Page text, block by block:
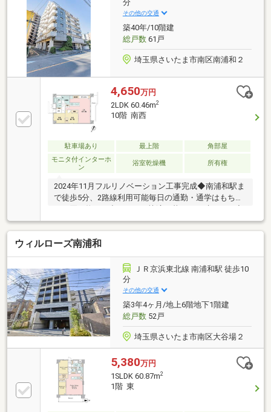
分
その他の交通
築40年/10階建
総戸数61戸
埼玉県さいたま市南区南浦和２
4,650万円
2LDK 60.46m2
10階 南西
駐車場あり 最上階
角部屋
モニタ付インターホ
ン
浴室乾燥機 所有権
2024年11月フルリノベーション工事完成◆南浦和駅ま
で徒歩5分、2路線利用可能毎日の通勤・通学はもちろ
最上階・三方角部屋・南西向きのお部屋明るい光と心
地よい風がたっぷりと入り、ゆったりとした時間が流
れます◆新耐震基準 適合段差を抑えたバリアフリー
仕様で小さなお子様からシニア世代まで、永く快適に
暮らせる住まい◆ZEHオリエンテッドを取得した高気
密高断熱マンション住宅ローン控除の対象限度額が
2000万から3500万に、期間が10年から13年にが拡大さ
れます◆R１住宅（一社）リノベーション協議会の定
める適合リノベーション住宅
ウィルローズ南浦和
ＪＲ京浜東北線 南浦和駅 徒歩10
分
その他の交通
築3年4ヶ月/地上6階地下1階建
総戸数52戸
埼玉県さいたま市南区大谷場２
5,380万円
1SLDK 60.87m2
1階 東